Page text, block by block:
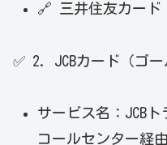
🔗 三井住友カード
✅ 2. JCBカード（ゴー
サービス名：JCB
コールセンター経由